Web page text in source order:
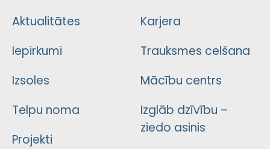
Aktualitātes
Iepirkumi
Izsoles
Telpu noma
Projekti
Karjera
Trauksmes celšana
Mācību centrs
Izglāb dzīvību –
ziedo asinis